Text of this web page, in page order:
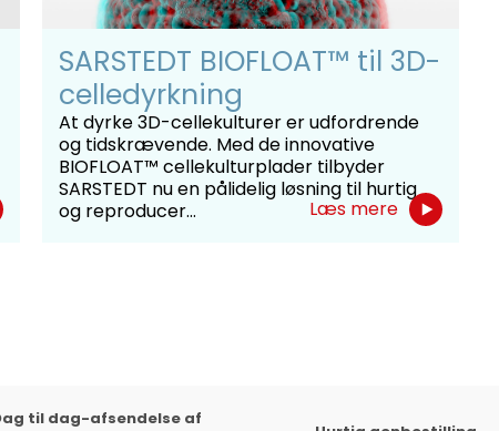
SARSTEDT BIOFLOAT™ til 3D-
celledyrkning
At dyrke 3D-cellekulturer er udfordrende
og tidskrævende. Med de innovative
BIOFLOAT™ cellekulturplader tilbyder
SARSTEDT nu en pålidelig løsning til hurtig
og reproducer...
Læs mere
til dag-afsendelse af